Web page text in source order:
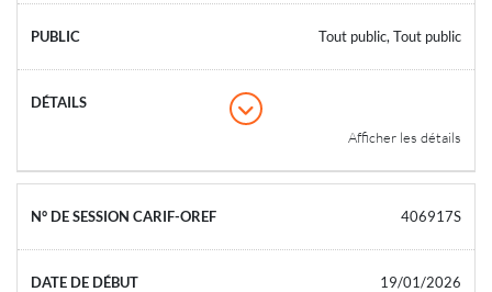
Tout public, Tout public
Afficher les détails
406917S
19/01/2026